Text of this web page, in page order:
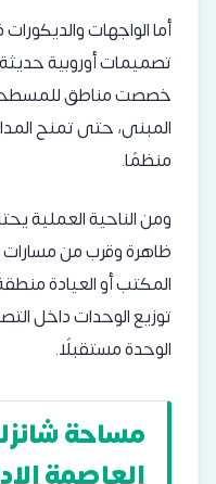
أما الواجهات
تصميمات أوروبية
خصصت مناطق للمسطحات
المبنى، حتى تمنح
منظمًا.
ومن الناحية العملية
ظاهرة وقرب من مسارات
المكتب أو العيادة
توزيع الوحدات داخل
الوحدة مستقبلًا.
مساحة